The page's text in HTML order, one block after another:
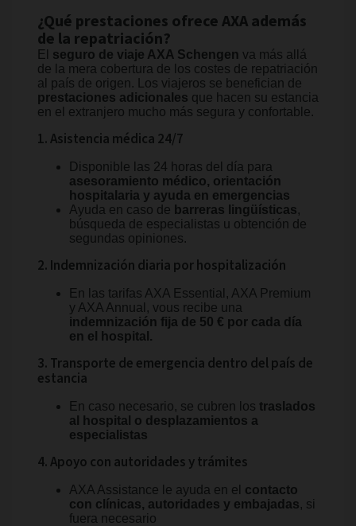
¿Qué prestaciones ofrece AXA además
de la repatriación?
El seguro de viaje AXA Schengen va más allá
de la mera cobertura de los costes de repatriación
al país de origen. Los viajeros se benefician de
prestaciones adicionales que hacen su estancia
en el extranjero mucho más segura y confortable.
1. Asistencia médica 24/7
Disponible las 24 horas del día para
asesoramiento médico, orientación
hospitalaria y ayuda en emergencias
Ayuda en caso de barreras lingüísticas,
búsqueda de especialistas u obtención de
segundas opiniones.
2. Indemnización diaria por hospitalización
En las tarifas AXA Essential, AXA Premium
y AXA Annual, vous recibe una
indemnización fija de 50 € por cada día
en el hospital.
3. Transporte de emergencia dentro del país de
estancia
En caso necesario, se cubren los traslados
al hospital o desplazamientos a
especialistas
4. Apoyo con autoridades y trámites
AXA Assistance le ayuda en el contacto
con clínicas, autoridades y embajadas, si
fuera necesario